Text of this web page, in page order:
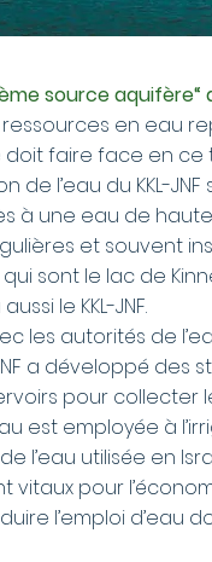
source aquifère“
en eau
doit faire face en ce
de l’eau du KKL-
à une eau de
et souvent
sont le lac de
le KKL-JNF.
les autorités de
a développé des
pour collecter
est employée à
l’eau utilisée en
vitaux pour
l’emploi d’eau